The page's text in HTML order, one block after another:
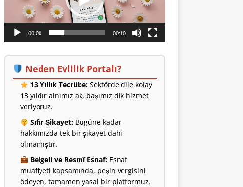
00:00 00:10
Neden Evlilik Portalı?
13 Yıllık Tecrübe:Sektörde dile kolay
13 yıldır alnımız ak, başımız dik hizmet
veriyoruz.
Sıfır Şikayet:Bugüne kadar
hakkımızda tek bir şikayet dahi
olmamıştır.
Belgeli ve Resmî Esnaf:Esnaf
muafiyeti kapsamında, peşin vergisini
ödeyen, tamamen yasal bir platformuz.